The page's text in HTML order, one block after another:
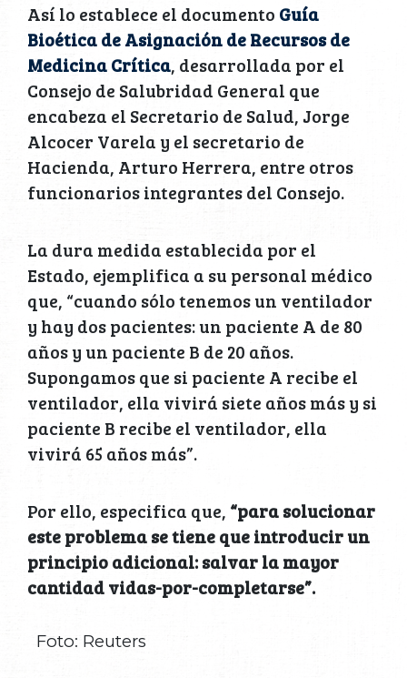
Así lo establece el documento Guía
Bioética de Asignación de Recursos de
Medicina Crítica, desarrollada por el
Consejo de Salubridad General que
encabeza el Secretario de Salud, Jorge
Alcocer Varela y el secretario de
Hacienda, Arturo Herrera, entre otros
funcionarios integrantes del Consejo.
La dura medida establecida por el
Estado, ejemplifica a su personal médico
que, “cuando sólo tenemos un ventilador
y hay dos pacientes: un paciente A de 80
años y un paciente B de 20 años.
Supongamos que si paciente A recibe el
ventilador, ella vivirá siete años más y si
paciente B recibe el ventilador, ella
vivirá 65 años más”.
Por ello, especifica que, “para solucionar
este problema se tiene que introducir un
principio adicional: salvar la mayor
cantidad vidas-por-completarse”.
Foto: Reuters